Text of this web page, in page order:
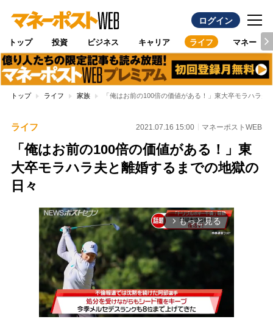
ログイン
トップ 投資 ビジネス キャリア ライフ マネー
トップ ライフ 家族 「俺はお前の100倍の価値がある！」東大卒モラハラ夫
ライフ 2021.07.16 15:00 マネーポストWEB
「俺はお前の100倍の価値がある！」東
大卒モラハラ夫と離婚するまでの地獄の
日々
arrow_forward_ios もっと見る